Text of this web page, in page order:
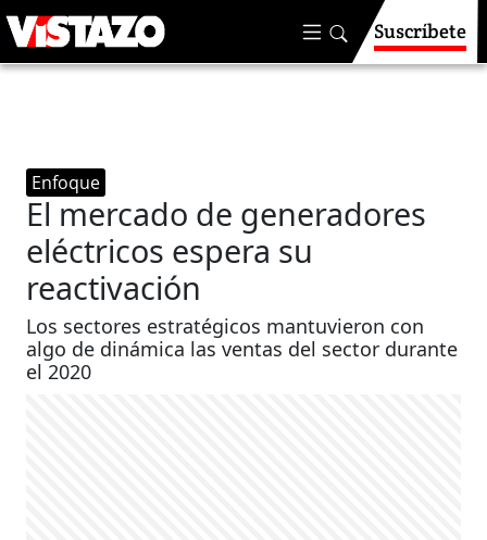
Suscríbete
Enfoque
El mercado de generadores
eléctricos espera su
reactivación
Los sectores estratégicos mantuvieron con
algo de dinámica las ventas del sector durante
el 2020